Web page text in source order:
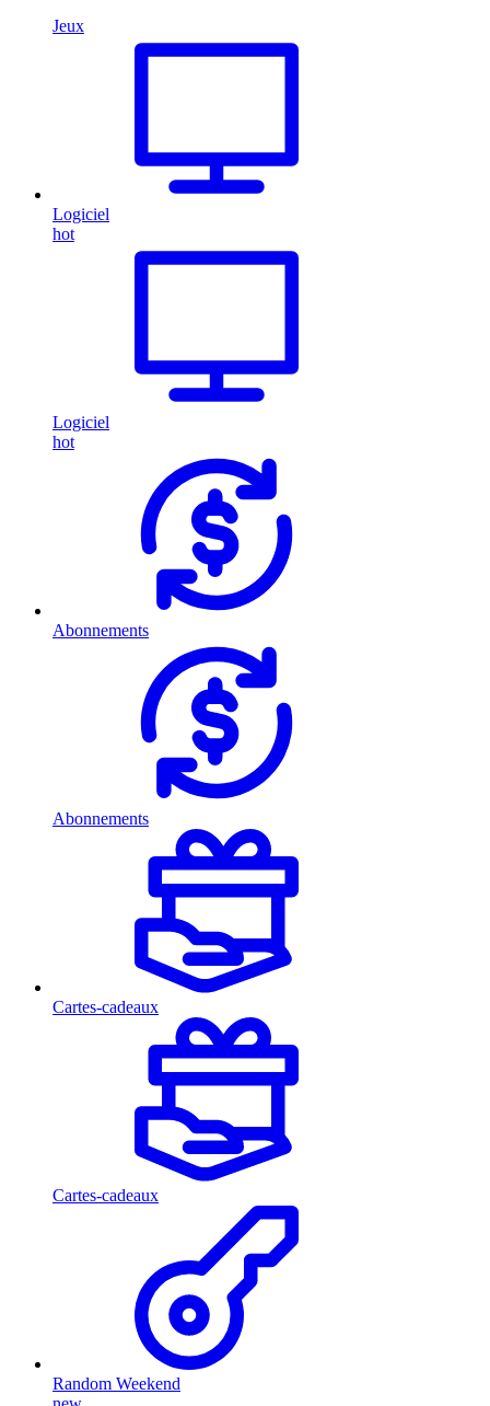
Jeux
Logiciel
hot
Logiciel
hot
Abonnements
Abonnements
Cartes-cadeaux
Cartes-cadeaux
Random Weekend